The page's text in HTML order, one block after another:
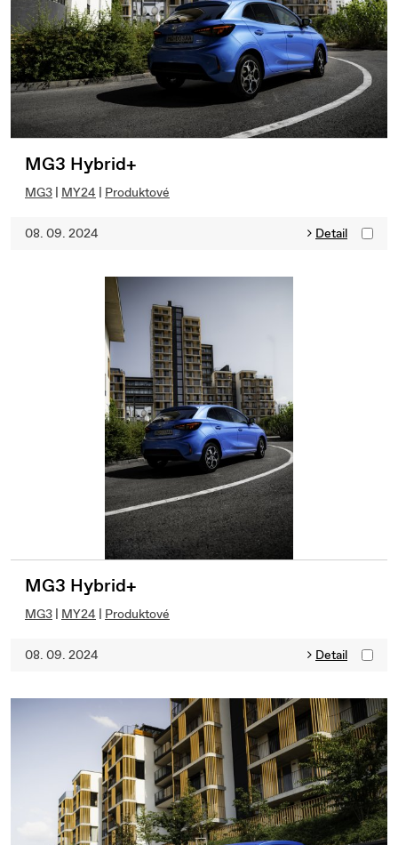
MG3 Hybrid+
MG3 | MY24 | Produktové
08. 09. 2024 Detail
MG3 Hybrid+
MG3 | MY24 | Produktové
08. 09. 2024 Detail